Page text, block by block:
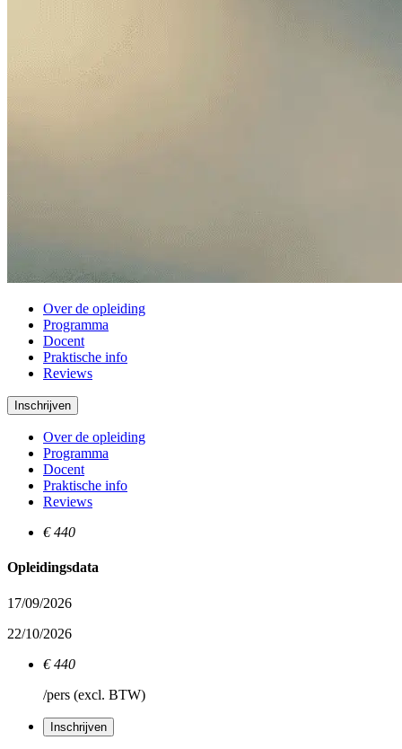
Over de opleiding
Programma
Docent
Praktische info
Reviews
Inschrijven
Over de opleiding
Programma
Docent
Praktische info
Reviews
€ 440
Opleidingsdata
17/09/2026
22/10/2026
€ 440
/pers (excl. BTW)
Inschrijven